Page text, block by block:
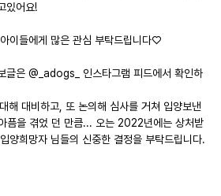
있어요!
이들에게 많은 관심 부탁드립니다♡
글은 @_adogs_ 인스타그램 피드에서 확인하
해 대비하고, 또 논의해 심사를 거쳐 입양보낸
픔을 겪었 던 만큼... 오는 2022년에는 상처받
양희망자 님들의 신중한 결정을 부탁드립니다.